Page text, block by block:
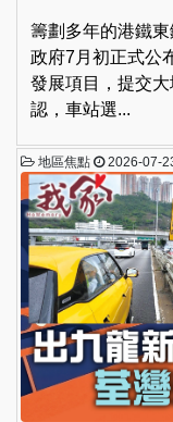
籌劃多年的港鐵東
政府7月初正式公
發展項目，提交
認，車站選...
地區焦點 2026-07-